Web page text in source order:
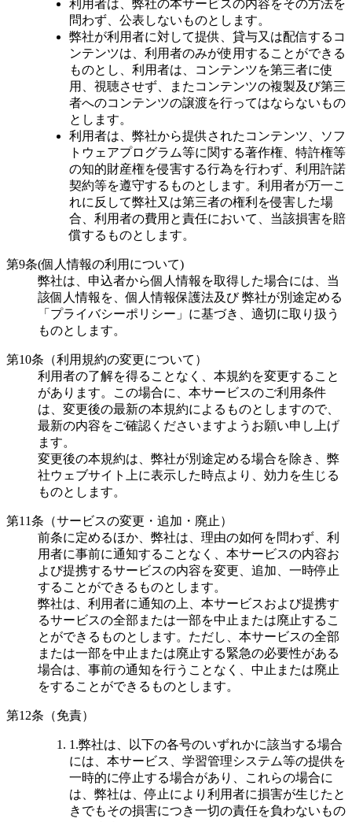
利用者は、弊社の本サービスの内容をその方法を
問わず、公表しないものとします。
弊社が利用者に対して提供、貸与又は配信するコ
ンテンツは、利用者のみが使用することができる
ものとし、利用者は、コンテンツを第三者に使
用、視聴させず、またコンテンツの複製及び第三
者へのコンテンツの譲渡を行ってはならないもの
とします。
利用者は、弊社から提供されたコンテンツ、ソフ
トウェアプログラム等に関する著作権、特許権等
の知的財産権を侵害する行為を行わず、利用許諾
契約等を遵守するものとします。利用者が万一こ
れに反して弊社又は第三者の権利を侵害した場
合、利用者の費用と責任において、当該損害を賠
償するものとします。
第9条(個人情報の利用について)
弊社は、申込者から個人情報を取得した場合には、当
該個人情報を、個人情報保護法及び 弊社が別途定める
「プライバシーポリシー」に基づき、適切に取り扱う
ものとします。
第10条（利用規約の変更について）
利用者の了解を得ることなく、本規約を変更すること
があります。この場合に、本サービスのご利用条件
は、変更後の最新の本規約によるものとしますので、
最新の内容をご確認くださいますようお願い申し上げ
ます。
変更後の本規約は、弊社が別途定める場合を除き、弊
社ウェブサイト上に表示した時点より、効力を生じる
ものとします。
第11条（サービスの変更・追加・廃止）
前条に定めるほか、弊社は、理由の如何を問わず、利
用者に事前に通知することなく、本サービスの内容お
よび提携するサービスの内容を変更、追加、一時停止
することができるものとします。
弊社は、利用者に通知の上、本サービスおよび提携す
るサービスの全部または一部を中止または廃止するこ
とができるものとします。ただし、本サービスの全部
または一部を中止または廃止する緊急の必要性がある
場合は、事前の通知を行うことなく、中止または廃止
をすることができるものとします。
第12条（免責）
1.弊社は、以下の各号のいずれかに該当する場合
には、本サービス、学習管理システム等の提供を
一時的に停止する場合があり、これらの場合に
は、弊社は、停止により利用者に損害が生じたと
きでもその損害につき一切の責任を負わないもの